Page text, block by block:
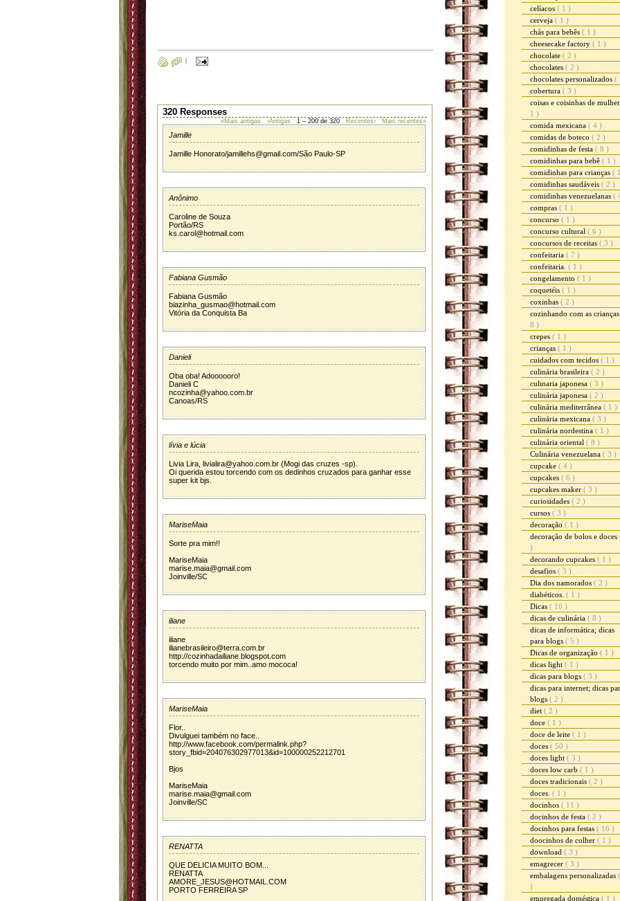
|
320 Responses
«Mais antigas ‹Antigas 1 – 200 de 320 Recentes› Mais recentes»
Jamille
Jamille Honorato/jamillehs@gmail.com/São Paulo-SP
Anônimo
Caroline de Souza
Portão/RS
ks.carol@hotmail.com
Fabiana Gusmão
Fabiana Gusmão
biazinha_gusmao@hotmail.com
Vitória da Conquista Ba
Danieli
Oba oba! Adoooooro!
Danieli C
ncozinha@yahoo.com.br
Canoas/RS
lívia e lúcia
Livia Lira, livialira@yahoo.com.br (Mogi das cruzes -sp).
Oi querida estou torcendo com os dedinhos cruzados para ganhar esse
super kit bjs.
MariseMaia
Sorte pra mim!!
MariseMaia
marise.maia@gmail.com
Joinville/SC
iliane
iliane
ilianebrasileiro@terra.com.br
http://cozinhadailiane.blogspot.com
torcendo muito por mim..amo mococa!
MariseMaia
Flor..
Divulguei também no face..
http://www.facebook.com/permalink.php?
story_fbid=204076302977013&id=100000252212701
Bjos
MariseMaia
marise.maia@gmail.com
Joinville/SC
RENATTA
QUE DELICIA MUITO BOM...
RENATTA
AMORE_JESUS@HOTMAIL.COM
PORTO FERREIRA SP
celíacos ( 1 )
cerveja ( 1 )
chás para bebês ( 1 )
cheesecake factory ( 1 )
chocolate ( 2 )
chocolates ( 2 )
chocolates personalizados (
cobertura ( 3 )
coisas e coisinhas de
1 )
comida mexicana ( 4 )
comidas de boteco ( 2 )
comidinhas de festa ( 8 )
comidinhas para bebê ( 1 )
comidinhas para crianças (
comidinhas saudáveis ( 2 )
comidinhas venezuelanas (
compras ( 1 )
concurso ( 1 )
concurso cultural ( 6 )
concursos de receitas ( 3 )
confeitaria ( 7 )
confeitaria. ( 1 )
congelamento ( 1 )
coquetéis ( 1 )
coxinhas ( 2 )
cozinhando com as
8 )
crepes ( 1 )
crianças ( 1 )
cuidados com tecidos ( 1 )
culinária brasileira ( 2 )
culinaria japonesa ( 3 )
culinária japonesa ( 2 )
culinária mediterrânea ( 1 )
culinária mexicana ( 3 )
culinária nordestina ( 1 )
culinária oriental ( 8 )
Culinária venezuelana ( 3 )
cupcake ( 4 )
cupcakes ( 6 )
cupcakes maker ( 3 )
curiosidades ( 2 )
cursos ( 3 )
decoração ( 1 )
decoração de bolos e doces
)
decorando cupcakes ( 1 )
desafios ( 3 )
Dia dos namorados ( 2 )
diabéticos. ( 1 )
Dicas ( 16 )
dicas de culinária ( 8 )
dicas de informática; dicas
para blogs ( 5 )
Dicas de organização ( 1 )
dicas light ( 1 )
dicas para blogs ( 3 )
dicas para internet; dicas
blogs ( 2 )
diet ( 2 )
doce ( 1 )
doce de leite ( 1 )
doces ( 50 )
doces light ( 3 )
doces low carb ( 1 )
doces tradicionais ( 2 )
doces. ( 1 )
docinhos ( 11 )
docinhos de festa ( 2 )
docinhos para festas ( 16 )
doocinhos de colher ( 1 )
download ( 3 )
emagrecer ( 3 )
embalagens personalizadas
)
empregada doméstica ( 1 )